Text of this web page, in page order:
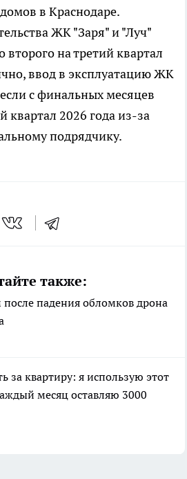
в Краснодаре.
ЖК "Заря" и "Луч"
второго на третий квартал
ввод в эксплуатацию ЖК
с финальных месяцев
квартал 2026 года из-за
подрядчику.
также:
падения обломков дрона
за квартиру: я использую этот
месяц оставляю 3000